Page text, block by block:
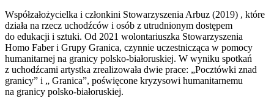
Współzałożycielka i członkini Stowarzyszenia Arbuz (2019) , które
działa na rzecz uchodźców i osób z utrudnionym dostępem
do edukacji i sztuki. Od 2021 wolontariuszka Stowarzyszenia
Homo Faber i Grupy Granica, czynnie uczestnicząca w pomocy
humanitarnej na granicy polsko-białoruskiej. W wyniku spotkań
z uchodźcami artystka zrealizowała dwie prace: „Pocztówki znad
granicy” i „ Granica”, poświęcone kryzysowi humanitarnemu
na granicy polsko-białoruskiej.